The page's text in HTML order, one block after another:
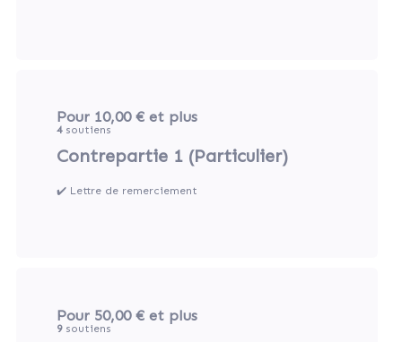
Pour 10,00 € et plus
4soutiens
Contrepartie 1 (Particulier)
✔️ Lettre de remerciement
Pour 50,00 € et plus
9soutiens